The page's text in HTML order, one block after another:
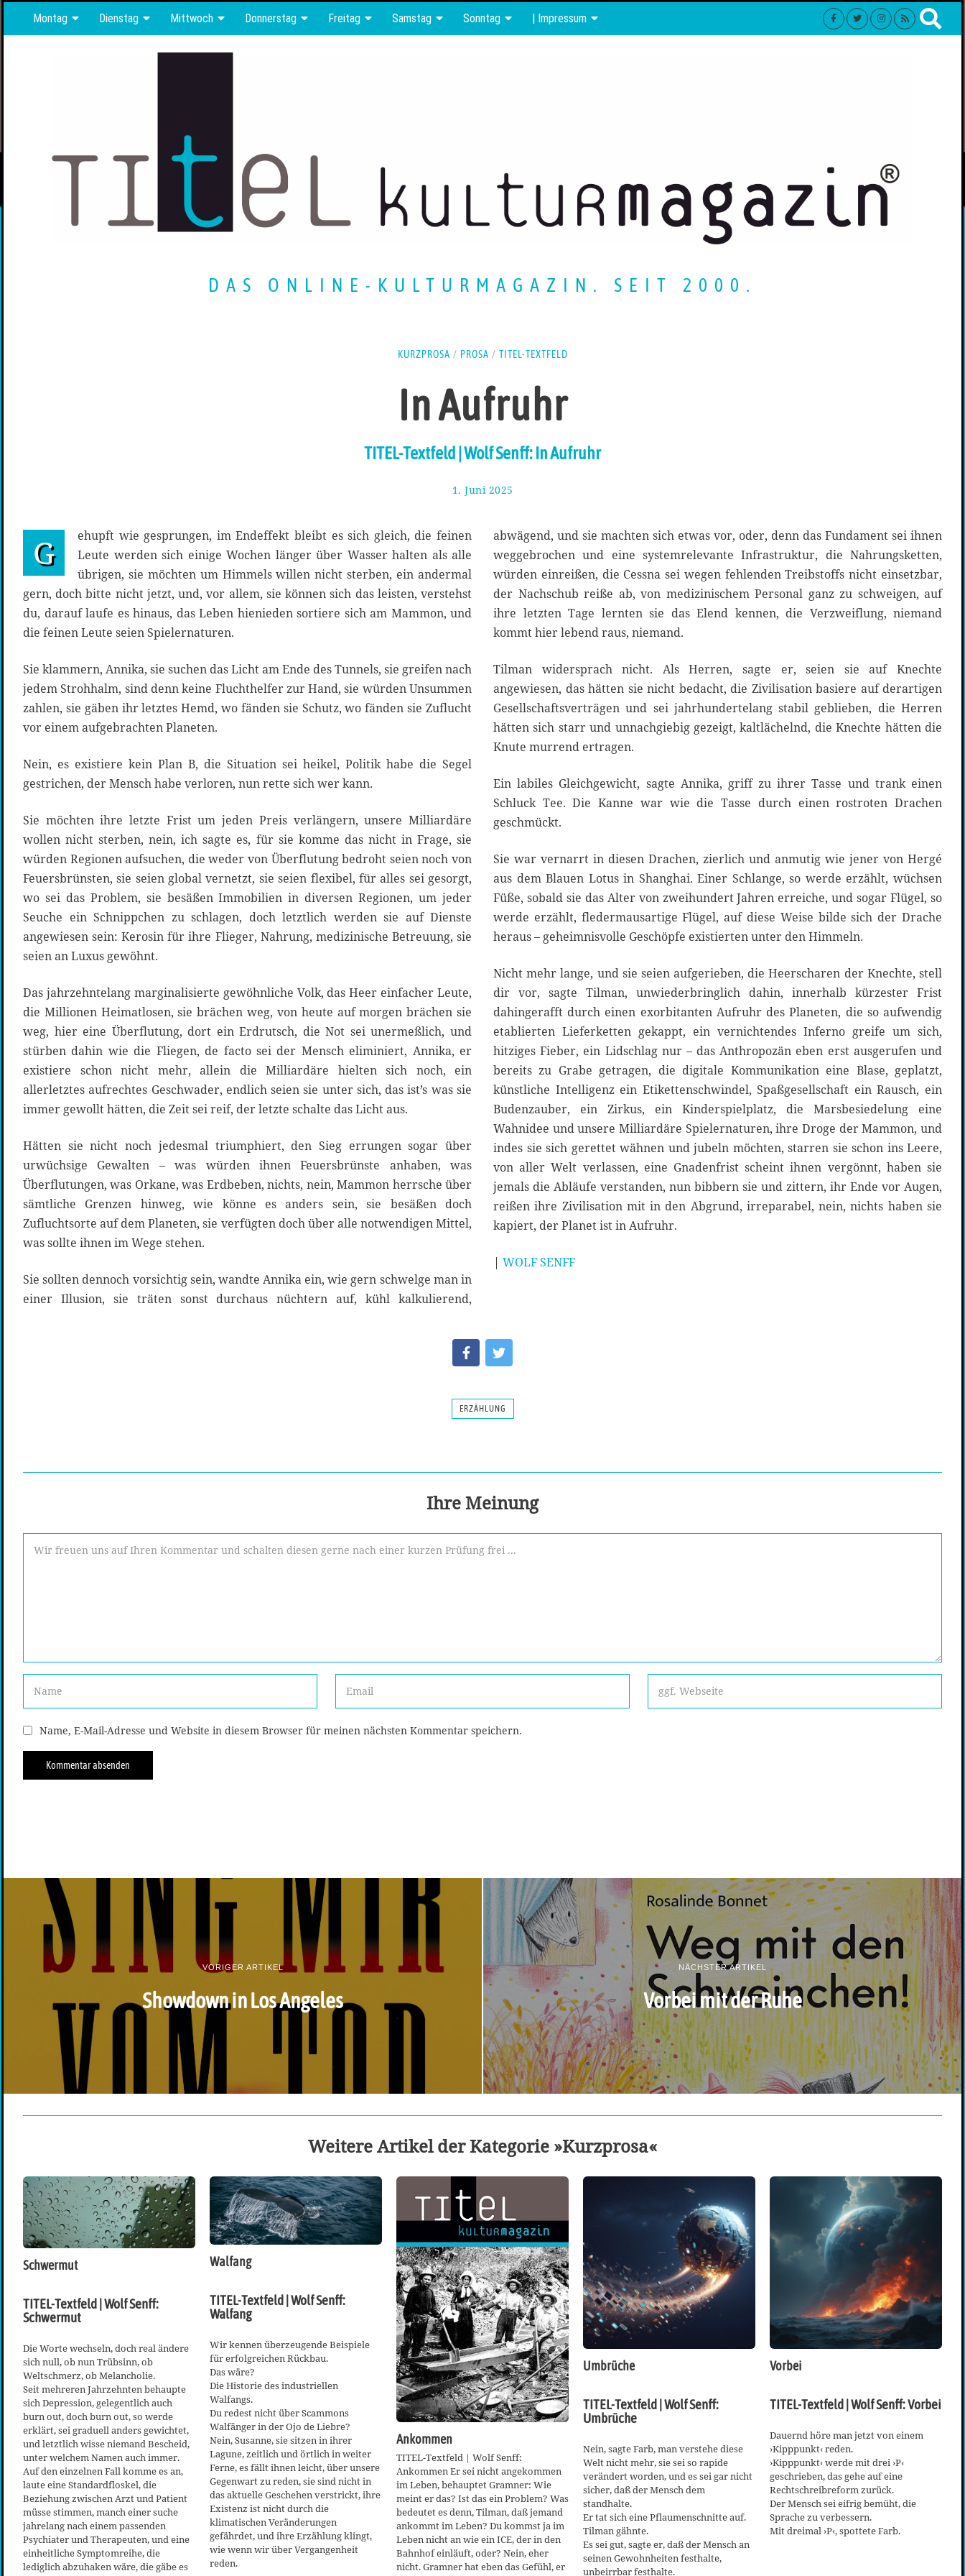
Montag Dienstag Mittwoch Donnerstag Freitag Samstag Sonntag | Impressum
DAS ONLINE-KULTURMAGAZIN. SEIT 2000.
KURZPROSA / PROSA / TITEL-TEXTFELD
In Aufruhr
TITEL-Textfeld | Wolf Senff: In Aufruhr
1. Juni 2025
u
i
2
0
5
G
ehupft wie gesprungen, im Endeffekt bleibt es sich gleich, die feinen
Leute werden sich einige Wochen länger über Wasser halten als alle
übrigen, sie möchten um Himmels willen nicht sterben, ein andermal
gern, doch bitte nicht jetzt, und, vor allem, sie können sich das leisten, verstehst
du, darauf laufe es hinaus, das Leben hienieden sortiere sich am Mammon, und
die feinen Leute seien Spielernaturen.
Sie klammern, Annika, sie suchen das Licht am Ende des Tunnels, sie greifen nach
jedem Strohhalm, sind denn keine Fluchthelfer zur Hand, sie würden Unsummen
zahlen, sie gäben ihr letztes Hemd, wo fänden sie Schutz, wo fänden sie Zuflucht
vor einem aufgebrachten Planeten.
Nein, es existiere kein Plan B, die Situation sei heikel, Politik habe die Segel
gestrichen, der Mensch habe verloren, nun rette sich wer kann.
Sie möchten ihre letzte Frist um jeden Preis verlängern, unsere Milliardäre
wollen nicht sterben, nein, ich sagte es, für sie komme das nicht in Frage, sie
würden Regionen aufsuchen, die weder von Überflutung bedroht seien noch von
Feuersbrünsten, sie seien global vernetzt, sie seien flexibel, für alles sei gesorgt,
wo sei das Problem, sie besäßen Immobilien in diversen Regionen, um jeder
Seuche ein Schnippchen zu schlagen, doch letztlich werden sie auf Dienste
angewiesen sein: Kerosin für ihre Flieger, Nahrung, medizinische Betreuung, sie
seien an Luxus gewöhnt.
Das jahrzehntelang marginalisierte gewöhnliche Volk, das Heer einfacher Leute,
die Millionen Heimatlosen, sie brächen weg, von heute auf morgen brächen sie
weg, hier eine Überflutung, dort ein Erdrutsch, die Not sei unermeßlich, und
stürben dahin wie die Fliegen, de facto sei der Mensch eliminiert, Annika, er
existiere schon nicht mehr, allein die Milliardäre hielten sich noch, ein
allerletztes aufrechtes Geschwader, endlich seien sie unter sich, das ist’s was sie
immer gewollt hätten, die Zeit sei reif, der letzte schalte das Licht aus.
Hätten sie nicht noch jedesmal triumphiert, den Sieg errungen sogar über
urwüchsige Gewalten – was würden ihnen Feuersbrünste anhaben, was
Überflutungen, was Orkane, was Erdbeben, nichts, nein, Mammon herrsche über
sämtliche Grenzen hinweg, wie könne es anders sein, sie besäßen doch
Zufluchtsorte auf dem Planeten, sie verfügten doch über alle notwendigen Mittel,
was sollte ihnen im Wege stehen.
Sie sollten dennoch vorsichtig sein, wandte Annika ein, wie gern schwelge man in
einer Illusion, sie träten sonst durchaus nüchtern auf, kühl kalkulierend,
abwägend, und sie machten sich etwas vor, oder, denn das Fundament sei ihnen
weggebrochen und eine systemrelevante Infrastruktur, die Nahrungsketten,
würden einreißen, die Cessna sei wegen fehlenden Treibstoffs nicht einsetzbar,
der Nachschub reiße ab, von medizinischem Personal ganz zu schweigen, auf
ihre letzten Tage lernten sie das Elend kennen, die Verzweiflung, niemand
kommt hier lebend raus, niemand.
Tilman widersprach nicht. Als Herren, sagte er, seien sie auf Knechte
angewiesen, das hätten sie nicht bedacht, die Zivilisation basiere auf derartigen
Gesellschaftsverträgen und sei jahrhundertelang stabil geblieben, die Herren
hätten sich starr und unnachgiebig gezeigt, kaltlächelnd, die Knechte hätten die
Knute murrend ertragen.
Ein labiles Gleichgewicht, sagte Annika, griff zu ihrer Tasse und trank einen
Schluck Tee. Die Kanne war wie die Tasse durch einen rostroten Drachen
geschmückt.
Sie war vernarrt in diesen Drachen, zierlich und anmutig wie jener von Hergé
aus dem Blauen Lotus in Shanghai. Einer Schlange, so werde erzählt, wüchsen
Füße, sobald sie das Alter von zweihundert Jahren erreiche, und sogar Flügel, so
werde erzählt, fledermausartige Flügel, auf diese Weise bilde sich der Drache
heraus – geheimnisvolle Geschöpfe existierten unter den Himmeln.
Nicht mehr lange, und sie seien aufgerieben, die Heerscharen der Knechte, stell
dir vor, sagte Tilman, unwiederbringlich dahin, innerhalb kürzester Frist
dahingerafft durch einen exorbitanten Aufruhr des Planeten, die so aufwendig
etablierten Lieferketten gekappt, ein vernichtendes Inferno greife um sich,
hitziges Fieber, ein Lidschlag nur – das Anthropozän eben erst ausgerufen und
bereits zu Grabe getragen, die digitale Kommunikation eine Blase, geplatzt,
künstliche Intelligenz ein Etikettenschwindel, Spaßgesellschaft ein Rausch, ein
Budenzauber, ein Zirkus, ein Kinderspielplatz, die Marsbesiedelung eine
Wahnidee und unsere Milliardäre Spielernaturen, ihre Droge der Mammon, und
indes sie sich gerettet wähnen und jubeln möchten, starren sie schon ins Leere,
von aller Welt verlassen, eine Gnadenfrist scheint ihnen vergönnt, haben sie
jemals die Abläufe verstanden, nun bibbern sie und zittern, ihr Ende vor Augen,
reißen ihre Zivilisation mit in den Abgrund, irreparabel, nein, nichts haben sie
kapiert, der Planet ist in Aufruhr.
| WOLF SENFF
ERZÄHLUNG
Ihre Meinung
Name, E-Mail-Adresse und Website in diesem Browser für meinen nächsten Kommentar speichern.
VORIGER ARTIKEL
Showdown in Los Angeles
NÄCHSTER ARTIKEL
Vorbei mit der Ruhe
Weitere Artikel der Kategorie »Kurzprosa«
Schwermut
TITEL-Textfeld | Wolf Senff:
Schwermut
Die Worte wechseln, doch real ändere
sich null, ob nun Trübsinn, ob
Weltschmerz, ob Melancholie.
Seit mehreren Jahrzehnten behaupte
sich Depression, gelegentlich auch
burn out, doch burn out, so werde
erklärt, sei graduell anders gewichtet,
und letztlich wisse niemand Bescheid,
unter welchem Namen auch immer.
Auf den einzelnen Fall komme es an,
laute eine Standardfloskel, die
Beziehung zwischen Arzt und Patient
müsse stimmen, manch einer suche
jahrelang nach einem passenden
Psychiater und Therapeuten, und eine
einheitliche Symptomreihe, die
lediglich abzuhaken wäre, die gäbe es
Walfang
TITEL-Textfeld | Wolf Senff:
Walfang
Wir kennen überzeugende Beispiele
für erfolgreichen Rückbau.
Das wäre?
Die Historie des industriellen
Walfangs.
Du redest nicht über Scammons
Walfänger in der Ojo de Liebre?
Nein, Susanne, sie sitzen in ihrer
Lagune, zeitlich und örtlich in weiter
Ferne, es fällt ihnen leicht, über unsere
Gegenwart zu reden, sie sind nicht in
das aktuelle Geschehen verstrickt, ihre
Existenz ist nicht durch die
klimatischen Veränderungen
gefährdet, und ihre Erzählung klingt,
wie wenn wir über Vergangenheit
reden.
Ankommen
TITEL-Textfeld | Wolf Senff:
Ankommen Er sei nicht angekommen
im Leben, behauptet Gramner: Wie
meint er das? Ist das ein Problem? Was
bedeutet es denn, Tilman, daß jemand
ankommt im Leben? Du kommst ja im
Leben nicht an wie ein ICE, der in den
Bahnhof einläuft, oder? Nein, eher
nicht. Gramner hat eben das Gefühl, er
Umbrüche
TITEL-Textfeld | Wolf Senff:
Umbrüche
Nein, sagte Farb, man verstehe diese
Welt nicht mehr, sie sei so rapide
verändert worden, und es sei gar nicht
sicher, daß der Mensch dem
standhalte.
Er tat sich eine Pflaumenschnitte auf.
Tilman gähnte.
Es sei gut, sagte er, daß der Mensch an
seinen Gewohnheiten festhalte,
unbeirrbar festhalte.
Vorbei
TITEL-Textfeld | Wolf Senff: Vorbei
Dauernd höre man jetzt von einem
›Kipppunkt‹ reden.
›Kipppunkt‹ werde mit drei ›P‹
geschrieben, das gehe auf eine
Rechtschreibreform zurück.
Der Mensch sei eifrig bemüht, die
Sprache zu verbessern.
Mit dreimal ›P‹, spottete Farb.